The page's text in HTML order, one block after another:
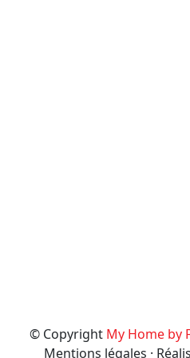
© Copyright My Home by
Mentions légales ·